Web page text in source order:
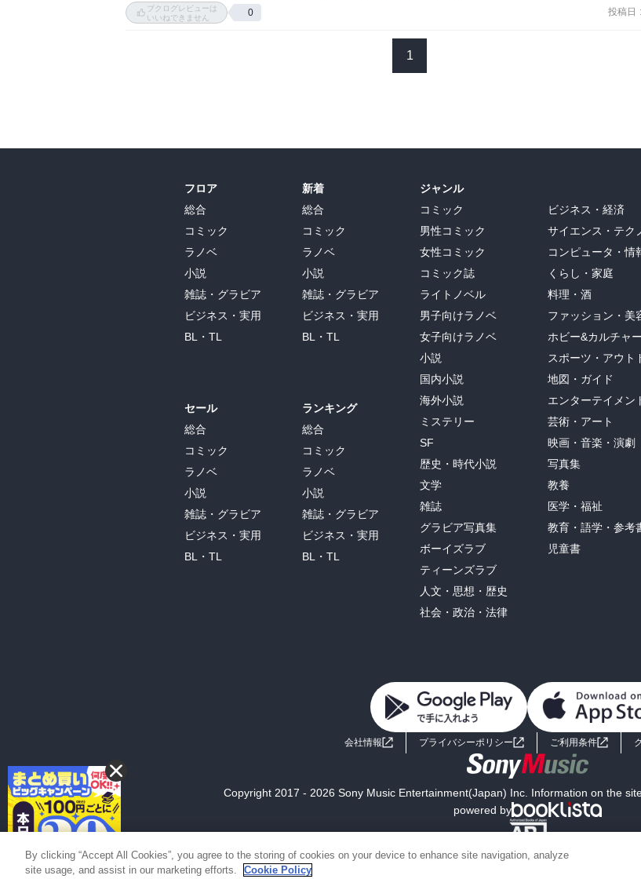
ブクログレビューは
いいねできません
0 投稿日 :
1
フロア
総合
コミック
ラノベ
小説
雑誌・グラビア
ビジネス・実用
BL・TL
セール
総合
コミック
ラノベ
小説
雑誌・グラビア
ビジネス・実用
BL・TL
新着
総合
コミック
ラノベ
小説
雑誌・グラビア
ビジネス・実用
BL・TL
ランキング
総合
コミック
ラノベ
小説
雑誌・グラビア
ビジネス・実用
BL・TL
ジャンル
コミック
男性コミック
女性コミック
コミック誌
ライトノベル
男子向けラノベ
女子向けラノベ
小説
国内小説
海外小説
ミステリー
SF
歴史・時代小説
文学
雑誌
グラビア写真集
ボーイズラブ
ティーンズラブ
人文・思想・歴史
社会・政治・法律
ビジネス・経済
サイエンス・テク
コンピュータ・情
くらし・家庭
料理・酒
ファッション・美
ホビー&カルチャー
スポーツ・アウト
地図・ガイド
エンターテイメン
芸術・アート
映画・音楽・演劇
写真集
教養
医学・福祉
教育・語学・参考
児童書
会社情報 プライバシーポリシー ご利用条件
Copyright 2017 - 2026 Sony Music Entertainment(Japan) Inc. Information on the
powered by
By clicking “Accept All Cookies”, you agree to the storing of cookies on your device to enhance site navigation, analyze
site usage, and assist in our marketing efforts.
Cookie Policy